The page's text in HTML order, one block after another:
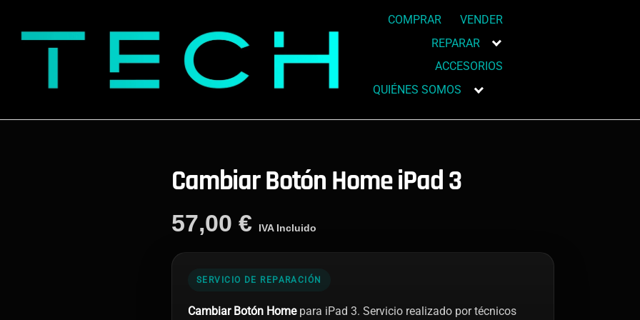
COMPRAR
VENDER
REPARAR
ACCESORIOS
QUIÉNES SOMOS
Cambiar Botón Home iPad 3
57,00 € IVA Incluido
SERVICIO DE REPARACIÓN
Cambiar Botón Homepara iPad 3. Servicio realizado por técnicos